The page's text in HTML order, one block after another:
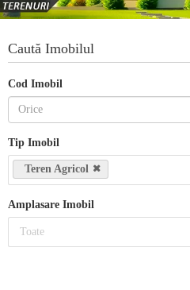
Caută Imobilul
Cod Imobil
Tip Imobil
Teren Agricol
Amplasare Imobil
Toate